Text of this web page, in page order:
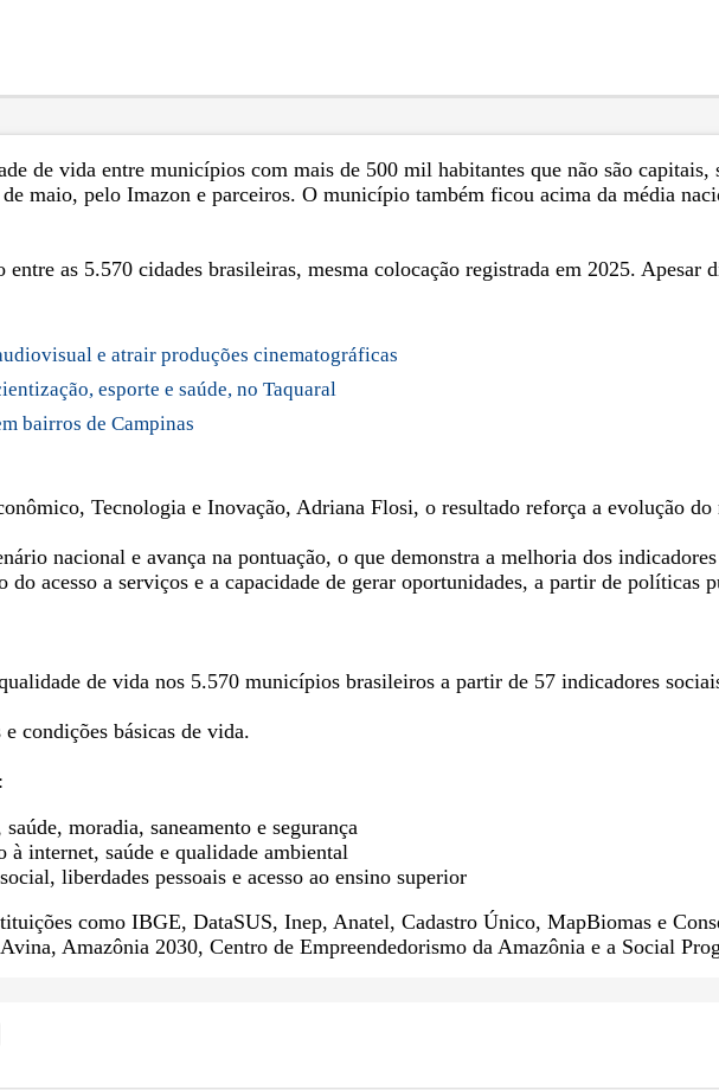
de vida entre municípios com mais de 500 mil habitantes que não são
maio, pelo Imazon e parceiros. O município também ficou acima da média
as 5.570 cidades brasileiras, mesma colocação registrada em 2025. Apesar
e atrair produções cinematográficas
esporte e saúde, no Taquaral
bairros de Campinas
Tecnologia e Inovação, Adriana Flosi, o resultado reforça a evolução
nacional e avança na pontuação, o que demonstra a melhoria dos
acesso a serviços e a capacidade de gerar oportunidades, a partir de políticas
de vida nos 5.570 municípios brasileiros a partir de 57 indicadores
condições básicas de vida.
moradia, saneamento e segurança
à internet, saúde e qualidade ambiental
liberdades pessoais e acesso ao ensino superior
como IBGE, DataSUS, Inep, Anatel, Cadastro Único, MapBiomas e
Amazônia 2030, Centro de Empreendedorismo da Amazônia e a Social